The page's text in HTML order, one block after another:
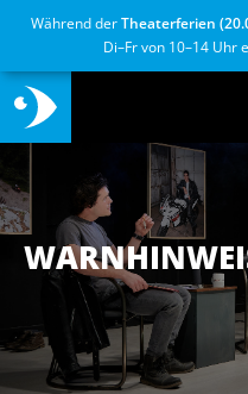
Während derTheaterferien
Di–Fr von 10–14 Uhr